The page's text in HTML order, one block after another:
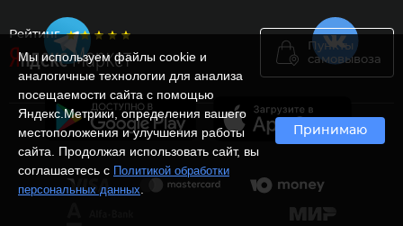
Рейтинг
Пункты
самовывоза
Мы используем файлы cookie и
аналогичные технологии для анализа
посещаемости сайта с помощью
Яндекс.Метрики, определения вашего
местоположения и улучшения работы
сайта. Продолжая использовать сайт, вы
соглашаетесь с Политикой обработки
персональных данных
Принимаю